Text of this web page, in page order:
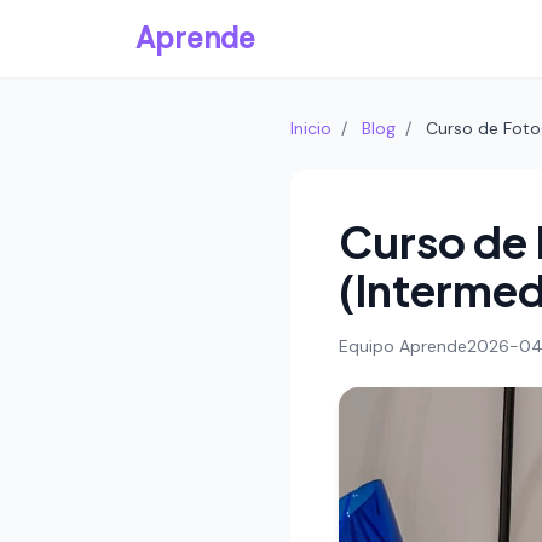
Aprende
Inicio / Blog / Curso de
Curso de
Equipo Aprende2026-